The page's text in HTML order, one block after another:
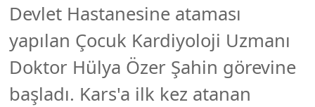
Devlet Hastanesine ataması
yapılan Çocuk Kardiyoloji Uzmanı
Doktor Hülya Özer Şahin görevine
başladı. Kars'a ilk kez atanan